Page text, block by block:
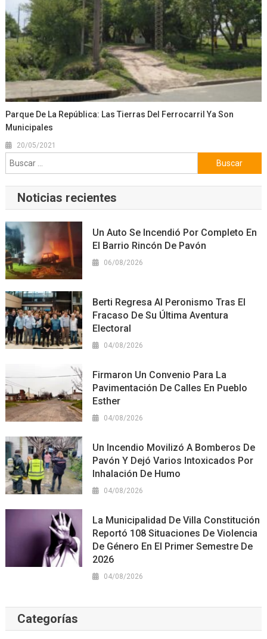
Parque De La República: Las Tierras Del Ferrocarril Ya Son
Municipales
20/05/2021
Buscar:
Noticias recientes
Un Auto Se Incendió Por Completo En
El Barrio Rincón De Pavón
06/08/2026
Berti Regresa Al Peronismo Tras El
Fracaso De Su Última Aventura
Electoral
04/08/2026
Firmaron Un Convenio Para La
Pavimentación De Calles En Pueblo
Esther
04/08/2026
Un Incendio Movilizó A Bomberos De
Pavón Y Dejó Varios Intoxicados Por
Inhalación De Humo
04/08/2026
La Municipalidad De Villa Constitución
Reportó 108 Situaciones De Violencia
De Género En El Primer Semestre De
2026
04/08/2026
Categorías